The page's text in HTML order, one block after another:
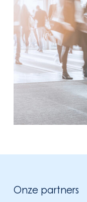
Onze partners